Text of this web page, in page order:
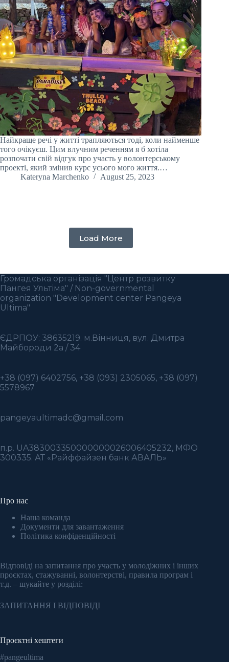
Найкраще речі у житті трапляються тоді, коли найменше
того очікуєш. Цим влучним реченням я б хотіла
розпочати свій відгук про участь у волонтерському
проекті, який змінив курс усього мого життя.…
Kateryna Marchenko
August 25, 2023
Load More
Громадська організація "Центр розвитку
Пангея Ультіма" / Non-governmental
organization "Development center Pangeya
Ultima"
ЄДРПОУ: 38635219. м.Вінниця, вул. Дмитра
Майбороди 2а / 34
+38 (097) 6402756, +38 (093) 2305065, +38 (097)
5578967
pangeyaultimadc@gmail.com
п.р. UA383003350000000026006405232, МФО
300335. АТ «Райффайзен банк АВАЛЬ»
Про нас
Наша команда
Документи для завантаження
Політика конфіденційності
Відповіді на запитання про участь у молодіжних і інших
проєктах, стажуванні, волонтерстві, правила програм і
т.д. – шукайте у розділі:
ЗАПИТАННЯ І ВІДПОВІДІ
Проєктні хештеги
#pangeultima